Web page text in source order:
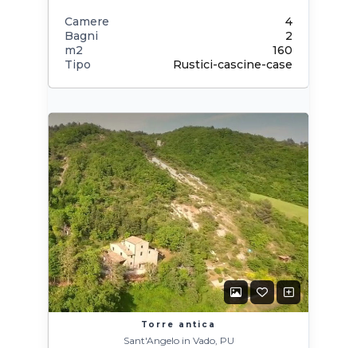
Camere
4
Bagni
2
m2
160
Tipo
Rustici-cascine-case
Torre antica
Sant'Angelo in Vado, PU